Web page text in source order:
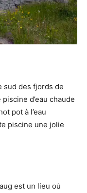
sud des fjords de
d’eau chaude
pot à l’eau
piscine une jolie
est un lieu où